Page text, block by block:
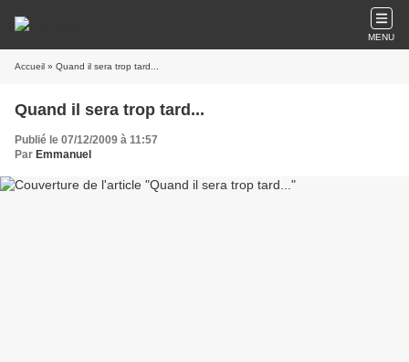
MENU
Accueil » Quand il sera trop tard...
Quand il sera trop tard...
Publié le 07/12/2009 à 11:57
Par Emmanuel